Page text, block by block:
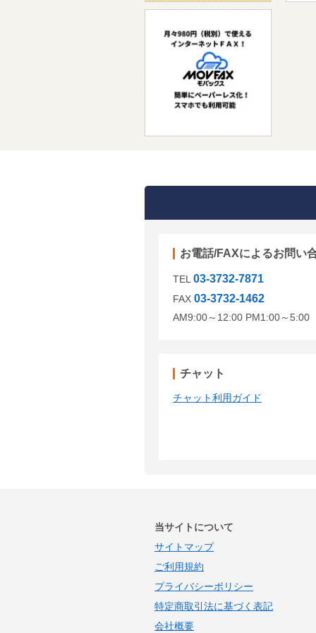
お電話/FAXによるお問い
TEL 03-3732-7871
FAX 03-3732-1462
AM9:00～12:00 PM1:00～5:00
チャット
チャット利用ガイド
当サイトについて
サイトマップ
ご利用規約
プライバシーポリシー
特定商取引法に基づく表記
会社概要